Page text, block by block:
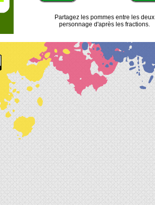
Partagez les pommes entre les deux
personnage d'après les fractions.